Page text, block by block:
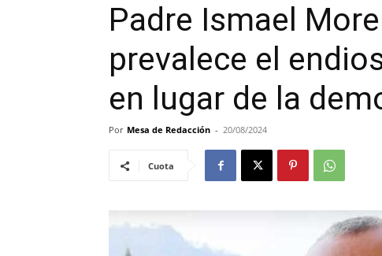
Padre Ismael
prevalece el
en lugar de la
Por Mesa de Redacción - 20/08/2024
Cuota